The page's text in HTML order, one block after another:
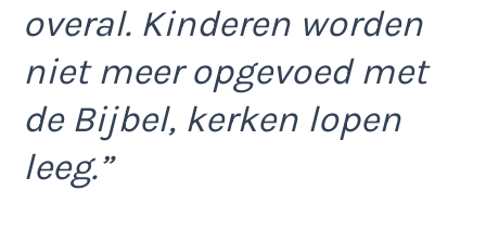
overal. Kinderen worden
niet meer opgevoed met
de Bijbel, kerken lopen
leeg.”